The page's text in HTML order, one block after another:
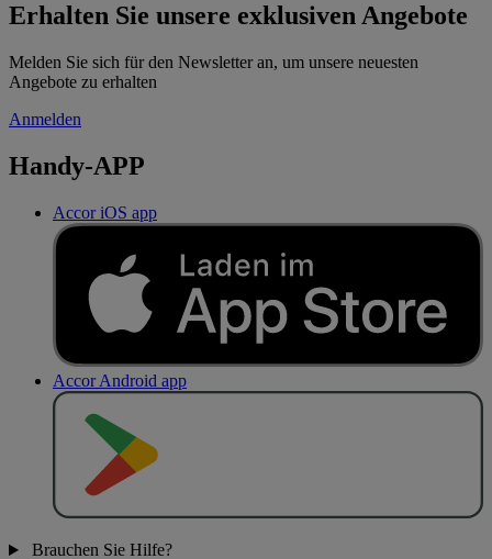
Erhalten Sie unsere exklusiven Angebote
Melden Sie sich für den Newsletter an, um unsere neuesten
Angebote zu erhalten
Anmelden
Handy-APP
Accor iOS app
Accor Android app
Brauchen Sie Hilfe?